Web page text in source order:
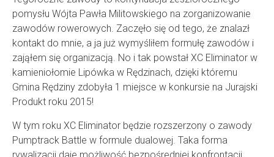
pomysłu Wójta Pawła Militowskiego na zorganizowanie
zawodów rowerowych. Zaczęło się od tego, że znalazł
kontakt do mnie, a ja już wymyśliłem formułę zawodów i
zająłem się organizacją. No i tak powstał XC Eliminator w
kamieniołomie Lipówka w Rędzinach, dzięki któremu
Gmina Rędziny zdobyła 1 miejsce w konkursie na Jurajski
Produkt roku 2015!
W tym roku XC Eliminator będzie rozszerzony o zawody
Pumptrack Battle w formule dualowej. Taka forma
rywalizacji daje możliwość bezpośredniej konfrontacji